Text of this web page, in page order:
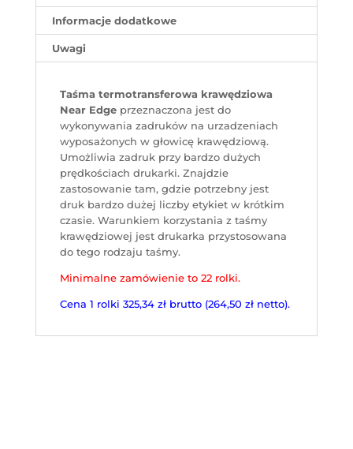
Informacje dodatkowe
Uwagi
Taśma termotransferowa krawędziowa
Near Edge przeznaczona jest do
wykonywania zadruków na urzadzeniach
wyposażonych w głowicę krawędziową.
Umożliwia zadruk przy bardzo dużych
prędkościach drukarki. Znajdzie
zastosowanie tam, gdzie potrzebny jest
druk bardzo dużej liczby etykiet w krótkim
czasie. Warunkiem korzystania z taśmy
krawędziowej jest drukarka przystosowana
do tego rodzaju taśmy.
Minimalne zamówienie to 22 rolki.
Cena 1 rolki 325,34 zł brutto (264,50 zł netto).